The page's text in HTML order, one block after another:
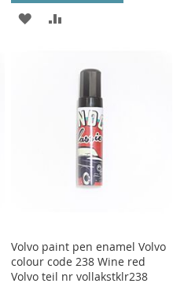
ZUR
HINZUFÜGENHINZUFÜGEN
Volvo paint pen enamel Volvo
colour code 238 Wine red
Volvo teil nr vollakstklr238